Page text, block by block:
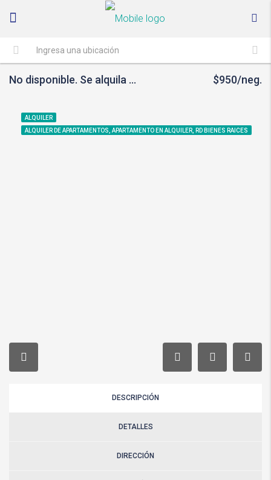
No disponible. Se alquila apartamento en NUVA 112, Santa Tecla $950/neg.
ALQUILER
ALQUILER DE APARTAMENTOS, APARTAMENTO EN ALQUILER, RD BIENES RAICES
DESCRIPCIÓN
DETALLES
DIRECCIÓN